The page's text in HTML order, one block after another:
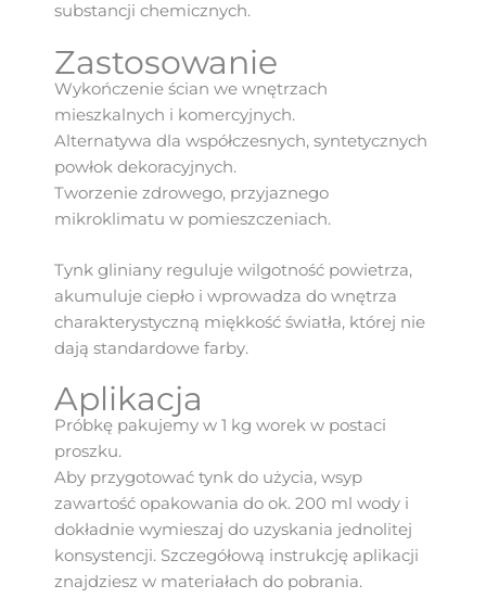
substancji chemicznych.
Zastosowanie
Wykończenie ścian we wnętrzach
mieszkalnych i komercyjnych.
Alternatywa dla współczesnych, syntetycznych
powłok dekoracyjnych.
Tworzenie zdrowego, przyjaznego
mikroklimatu w pomieszczeniach.
Tynk gliniany reguluje wilgotność powietrza,
akumuluje ciepło i wprowadza do wnętrza
charakterystyczną miękkość światła, której nie
dają standardowe farby.
Aplikacja
Próbkę pakujemy w 1 kg worek w postaci
proszku.
Aby przygotować tynk do użycia, wsyp
zawartość opakowania do ok. 200 ml wody i
dokładnie wymieszaj do uzyskania jednolitej
konsystencji. Szczegółową instrukcję aplikacji
znajdziesz w materiałach do pobrania.